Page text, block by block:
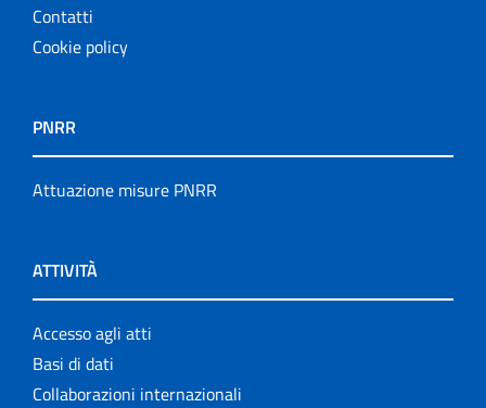
Contatti
Cookie policy
PNRR
Attuazione misure PNRR
ATTIVITÀ
Accesso agli atti
Basi di dati
Collaborazioni internazionali